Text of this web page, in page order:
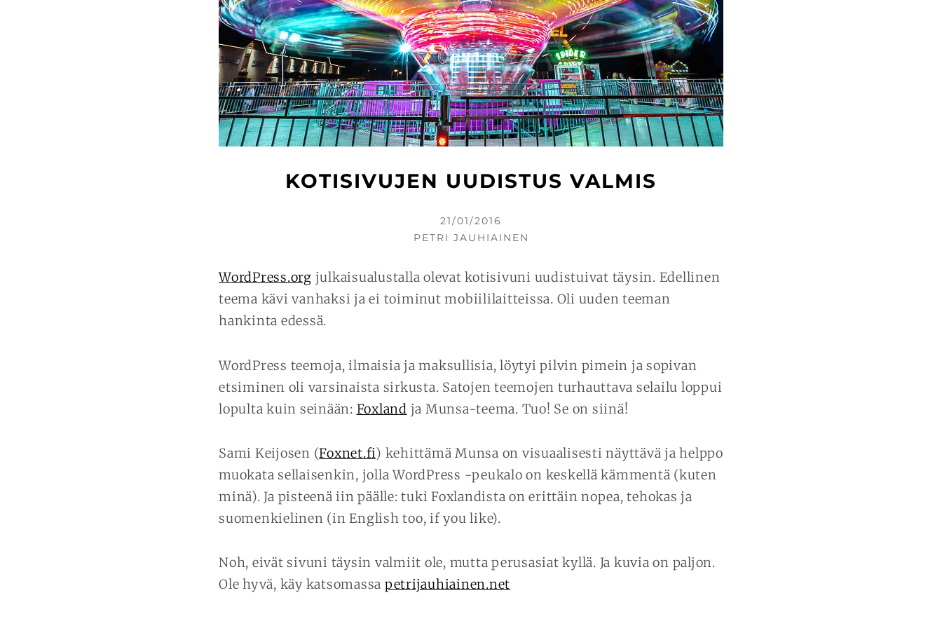
KOTISIVUJEN UUDISTUS VALMIS
KIRJOITETTU
21/01/2016
KIRJOITTAJA
PETRI JAUHIAINEN
WordPress.org julkaisualustalla olevat kotisivuni uudistuivat täysin. Edellinen
teema kävi vanhaksi ja ei toiminut mobiililaitteissa. Oli uuden teeman
hankinta edessä.
WordPress teemoja, ilmaisia ja maksullisia, löytyi pilvin pimein ja sopivan
etsiminen oli varsinaista sirkusta. Satojen teemojen turhauttava selailu loppui
lopulta kuin seinään: Foxland ja Munsa-teema. Tuo! Se on siinä!
Sami Keijosen (Foxnet.fi) kehittämä Munsa on visuaalisesti näyttävä ja helppo
muokata sellaisenkin, jolla WordPress -peukalo on keskellä kämmentä (kuten
minä). Ja pisteenä iin päälle: tuki Foxlandista on erittäin nopea, tehokas ja
suomenkielinen (in English too, if you like).
Noh, eivät sivuni täysin valmiit ole, mutta perusasiat kyllä. Ja kuvia on paljon.
Ole hyvä, käy katsomassa petrijauhiainen.net